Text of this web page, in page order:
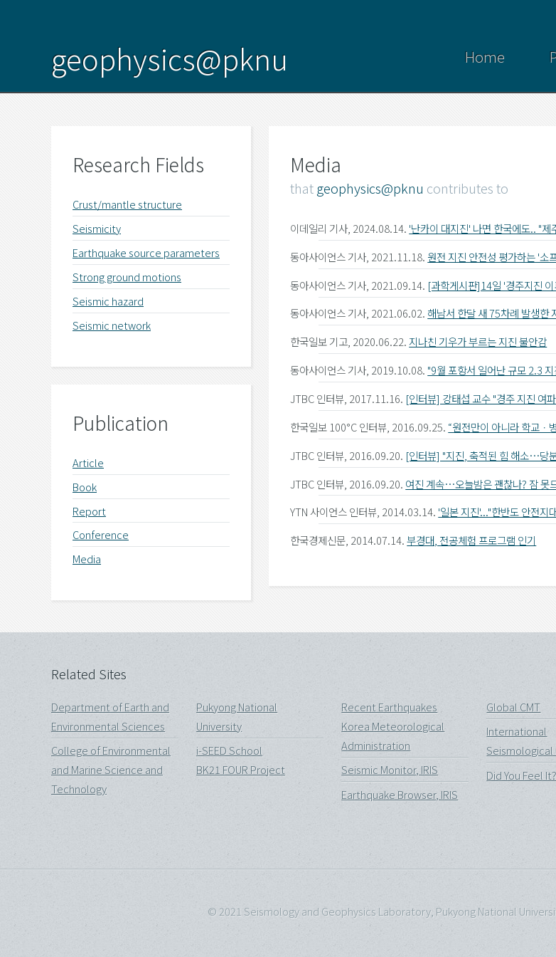
geophysics@pknu Home
Research Fields
Crust/mantle structure
Seismicity
Earthquake source parameters
Strong ground motions
Seismic hazard
Seismic network
Publication
Article
Book
Report
Conference
Media
Media
thatgeophysics@pknu contributes to
이데일리 기사, 2024.08.14. '난카이 대지진' 나면 한국에도.. "제
동아사이언스 기사, 2021.11.18. 원전 지진 안전성 평가하는 '소
동아사이언스 기사, 2021.09.14. [과학게시판]14일 '경주지진
동아사이언스 기사, 2021.06.02. 해남서 한달 새 75차례 발생한
한국일보 기고, 2020.06.22.지나친 기우가 부르는 지진 불안감
동아사이언스 기사, 2019.10.08. "9월 포항서 일어난 규모 2.3
JTBC 인터뷰, 2017.11.16. [인터뷰] 강태섭 교수 "경주 지진 여
한국일보 100°C 인터뷰, 2016.09.25. “원전만이 아니라 학교ㆍ
JTBC 인터뷰, 2016.09.20. [인터뷰] "지진, 축적된 힘 해소…당
JTBC 인터뷰, 2016.09.20. 여진 계속…오늘밤은 괜찮나? 잠 못
YTN 사이언스 인터뷰, 2014.03.14. '일본 지진'..."한반도 안전지
한국경제신문, 2014.07.14.부경대, 전공체험 프로그램 인기
Related Sites
Department of Earth and
Environmental Sciences
College of Environmental
and Marine Science and
Technology
Pukyong National
University
i-SEED School
BK21 FOUR Project
Recent Earthquakes
Korea Meteorological
Administration
Seismic Monitor, IRIS
Earthquake Browser, IRIS
Global CMT
International
Seismological
Did You Feel It?
© 2021 Seismology and Geophysics Laboratory, Pukyong National